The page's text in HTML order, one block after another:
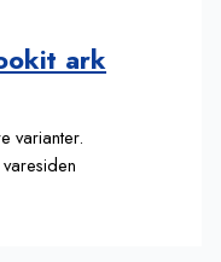
ark
varianter.